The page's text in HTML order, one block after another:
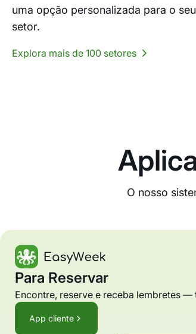
uma opção personalizada para o seu
setor.
Explora mais de 100 setores
O nosso
Para Reservar
Encontre, reserve e receba lembretes —
App cliente